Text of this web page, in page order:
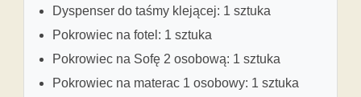
Dyspenser do taśmy klejącej: 1 sztuka
Pokrowiec na fotel: 1 sztuka
Pokrowiec na Sofę 2 osobową: 1 sztuka
Pokrowiec na materac 1 osobowy: 1 sztuka